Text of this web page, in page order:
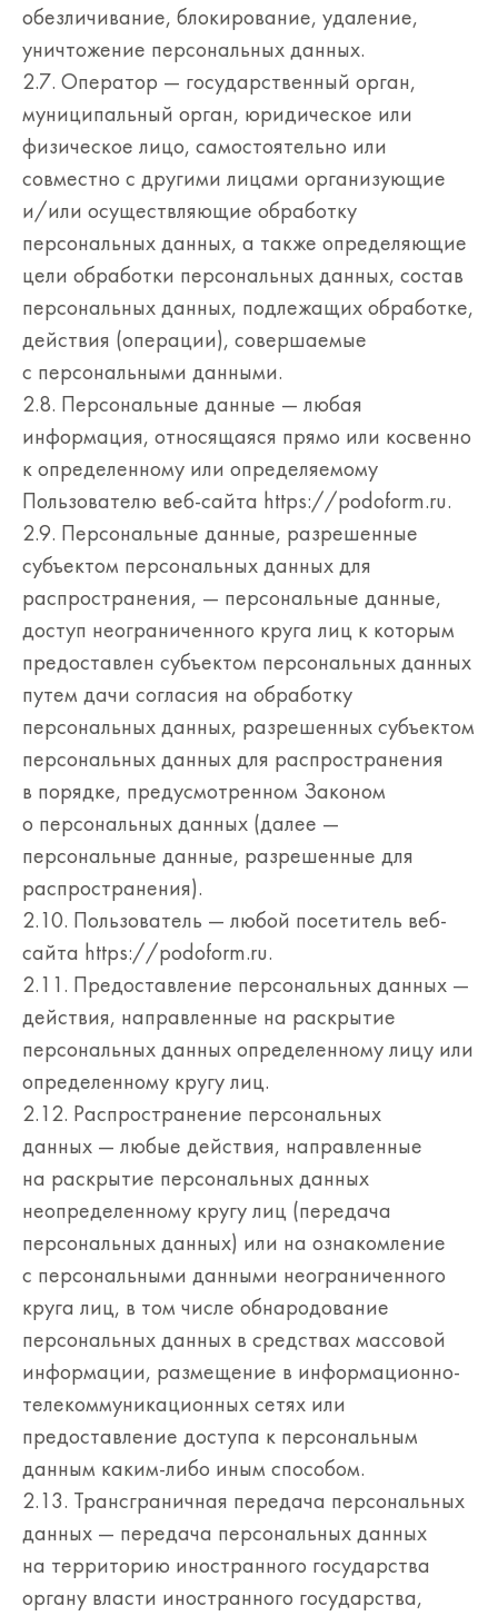
обезличивание, блокирование, удаление,
уничтожение персональных данных.
2.7. Оператор — государственный орган,
муниципальный орган, юридическое или
физическое лицо, самостоятельно или
совместно с другими лицами организующие
и/или осуществляющие обработку
персональных данных, а также определяющие
цели обработки персональных данных, состав
персональных данных, подлежащих обработке,
действия (операции), совершаемые
с персональными данными.
2.8. Персональные данные — любая
информация, относящаяся прямо или косвенно
к определенному или определяемому
Пользователю веб-сайта https://podoform.ru.
2.9. Персональные данные, разрешенные
субъектом персональных данных для
распространения, — персональные данные,
доступ неограниченного круга лиц к которым
предоставлен субъектом персональных данных
путем дачи согласия на обработку
персональных данных, разрешенных субъектом
персональных данных для распространения
в порядке, предусмотренном Законом
о персональных данных (далее —
персональные данные, разрешенные для
распространения).
2.10. Пользователь — любой посетитель веб-
сайта https://podoform.ru.
2.11. Предоставление персональных данных —
действия, направленные на раскрытие
персональных данных определенному лицу или
определенному кругу лиц.
2.12. Распространение персональных
данных — любые действия, направленные
на раскрытие персональных данных
неопределенному кругу лиц (передача
персональных данных) или на ознакомление
с персональными данными неограниченного
круга лиц, в том числе обнародование
персональных данных в средствах массовой
информации, размещение в информационно-
телекоммуникационных сетях или
предоставление доступа к персональным
данным каким-либо иным способом.
2.13. Трансграничная передача персональных
данных — передача персональных данных
на территорию иностранного государства
органу власти иностранного государства,